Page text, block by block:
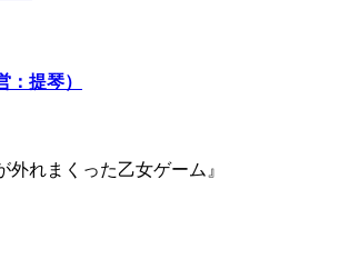
：提琴）
外れまくった乙女ゲーム』